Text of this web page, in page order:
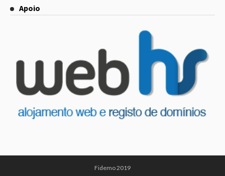
Apoio
Fidemo 2019